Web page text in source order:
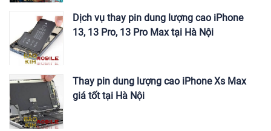
Dịch vụ thay pin dung lượng cao iPhone
13, 13 Pro, 13 Pro Max tại Hà Nội
Thay pin dung lượng cao iPhone Xs Max
giá tốt tại Hà Nội